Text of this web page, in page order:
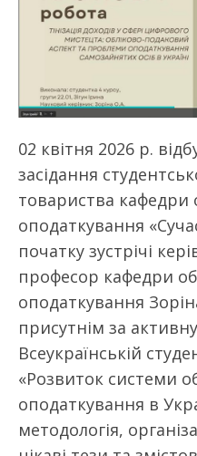
02 квітня 2026 р.
засідання
товариства кафедри
оподаткування
початку зустрічі
професор кафедри
оподаткування
присутнім за
Всеукраїнській
«Розвиток системи
оподаткування в
методологія,